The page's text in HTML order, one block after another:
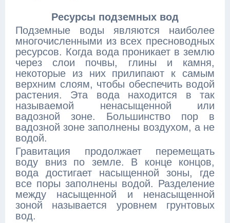
Ресурсы подземных вод
Подземные воды являются наиболее
многочисленными из всех пресноводных
ресурсов. Когда вода проникает в землю
через слои почвы, глины и камня,
некоторые из них прилипают к самым
верхним слоям, чтобы обеспечить водой
растения. Эта вода находится в так
называемой ненасыщенной или
вадозной зоне. Большинство пор в
вадозной зоне заполнены воздухом, а не
водой.
Гравитация продолжает перемещать
воду вниз по земле. В конце концов,
вода достигает насыщенной зоны, где
все поры заполнены водой. Разделение
между насыщенной и ненасыщенной
зоной называется уровнем грунтовых
вод.